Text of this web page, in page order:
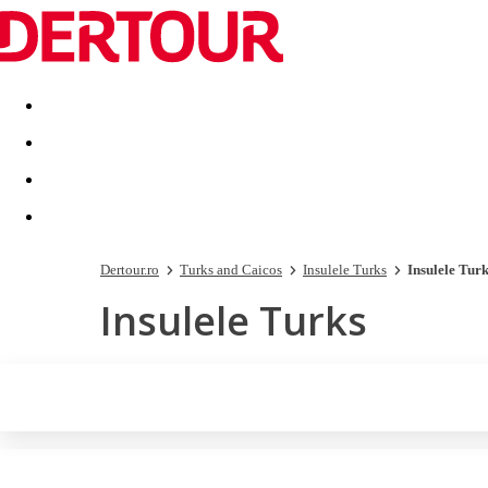
Destinatii Vacanta perfecta OFERTE DE NERATAT
Dertour.ro Turks and Caicos Insulele Turks Insulele
Insulele Turks